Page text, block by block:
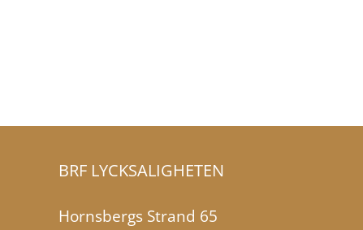
BRF LYCKSALIGHETEN
Hornsbergs Strand 65
funktionalitet
uppbyggnad,
hur den